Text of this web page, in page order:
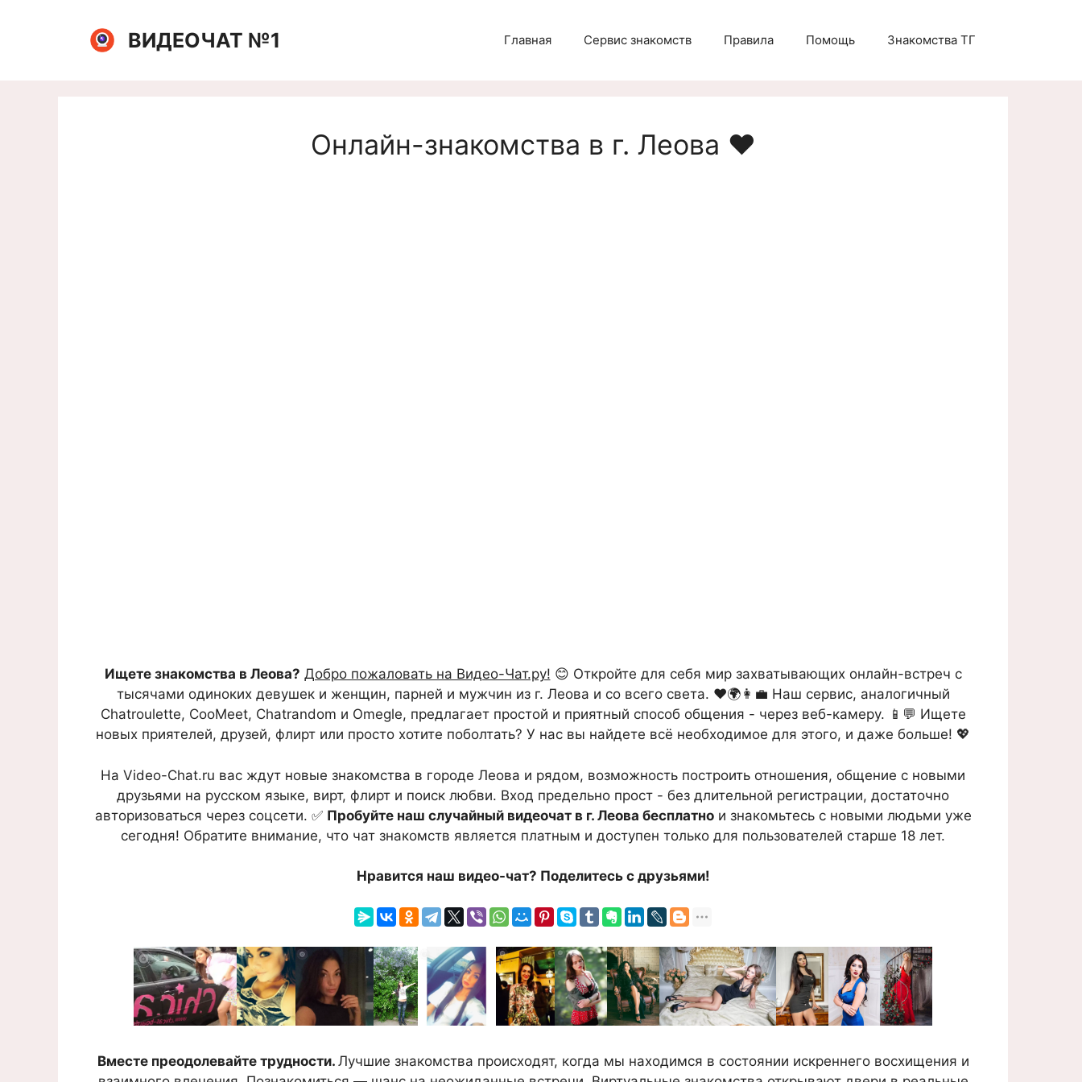
содержимому
ВИДЕОЧАТ №1 Главная Сервис знакомств Правила Помощь Знакомства ТГ
Онлайн-знакомства в г. Леова ❤️
Ищете знакомства в Леова? Добро пожаловать на Видео-Чат.ру! 😊 Откройте для себя мир захватывающих онлайн-встреч с
тысячами одиноких девушек и женщин, парней и мужчин из г. Леова и со всего света. ❤️🌍👩‍💼 Наш сервис, аналогичный
Chatroulette, CooMeet, Chatrandom и Omegle, предлагает простой и приятный способ общения - через веб-камеру. 📱💬 Ищете
новых приятелей, друзей, флирт или просто хотите поболтать? У нас вы найдете всё необходимое для этого, и даже больше! 💖
На Video-Chat.ru вас ждут новые знакомства в городе Леова и рядом, возможность построить отношения, общение с новыми
друзьями на русском языке, вирт, флирт и поиск любви. Вход предельно прост - без длительной регистрации, достаточно
авторизоваться через соцсети. ✅ Пробуйте наш случайный видеочат в г. Леова бесплатнои знакомьтесь с новыми людьми уже
сегодня! Обратите внимание, что чат знакомств является платным и доступен только для пользователей старше 18 лет.
Нравится наш видео-чат? Поделитесь с друзьями!
Вместе преодолевайте трудности. Лучшие знакомства происходят, когда мы находимся в состоянии искреннего восхищения и